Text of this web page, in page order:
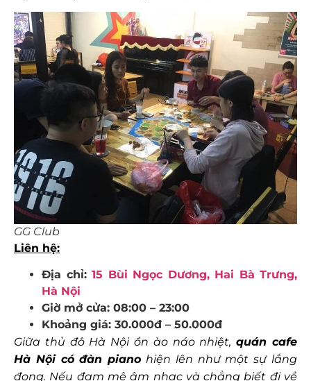
GG Club
Liên hệ:
Địa chỉ: 15 Bùi Ngọc Dương, Hai Bà Trưng,
Hà Nội
Giờ mở cửa: 08:00 – 23:00
Khoảng giá: 30.000đ – 50.000đ
Giữa thủ đô Hà Nội ồn ào náo nhiệt,quán cafe
Hà Nội có đàn piano hiện lên như một sự lắng
đọng. Nếu đam mê âm nhạc và chẳng biết đi về